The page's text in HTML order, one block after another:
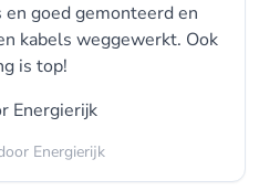
goed gemonteerd en
kabels weggewerkt. Ook
is top!
Energierijk
Energierijk